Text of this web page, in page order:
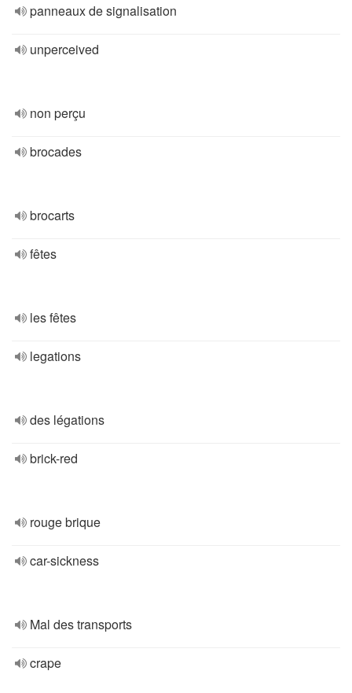
panneaux de signalisation
unperceived
non perçu
brocades
brocarts
fêtes
les fêtes
legations
des légations
brick-red
rouge brique
car-sickness
Mal des transports
crape